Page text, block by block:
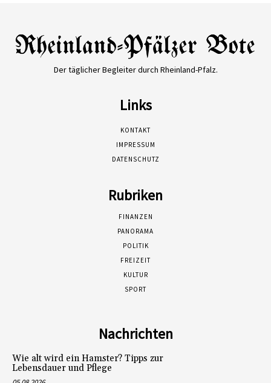
Der täglicher Begleiter durch Rheinland-Pfalz.
Links
KONTAKT
IMPRESSUM
DATENSCHUTZ
Rubriken
FINANZEN
PANORAMA
POLITIK
FREIZEIT
KULTUR
SPORT
Nachrichten
Wie alt wird ein Hamster? Tipps zur
Lebensdauer und Pflege